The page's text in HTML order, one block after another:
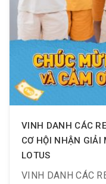
VINH DANH CÁC
CƠ HỘI NHẬN GIẢI
LOTUS
VINH DANH CÁC